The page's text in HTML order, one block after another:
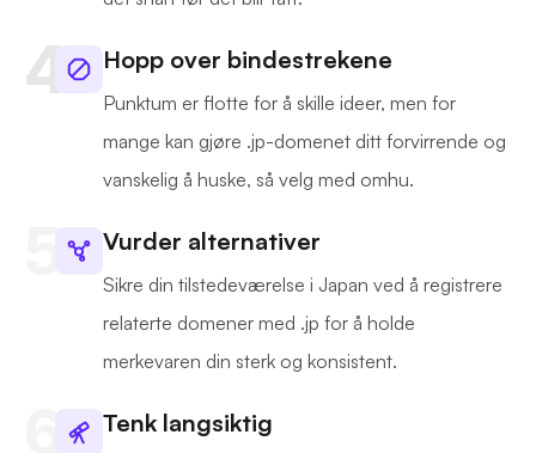
Hopp over bindestrekene
Punktum er flotte for å skille ideer, men for
mange kan gjøre .jp-domenet ditt forvirrende og
vanskelig å huske, så velg med omhu.
Vurder alternativer
Sikre din tilstedeværelse i Japan ved å registrere
relaterte domener med .jp for å holde
merkevaren din sterk og konsistent.
Tenk langsiktig